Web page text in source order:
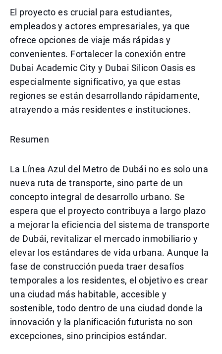
El proyecto es crucial para estudiantes,
empleados y actores empresariales, ya que
ofrece opciones de viaje más rápidas y
convenientes. Fortalecer la conexión entre
Dubai Academic City y Dubai Silicon Oasis es
especialmente significativo, ya que estas
regiones se están desarrollando rápidamente,
atrayendo a más residentes e instituciones.
Resumen
La Línea Azul del Metro de Dubái no es solo una
nueva ruta de transporte, sino parte de un
concepto integral de desarrollo urbano. Se
espera que el proyecto contribuya a largo plazo
a mejorar la eficiencia del sistema de transporte
de Dubái, revitalizar el mercado inmobiliario y
elevar los estándares de vida urbana. Aunque la
fase de construcción pueda traer desafíos
temporales a los residentes, el objetivo es crear
una ciudad más habitable, accesible y
sostenible, todo dentro de una ciudad donde la
innovación y la planificación futurista no son
excepciones, sino principios estándar.